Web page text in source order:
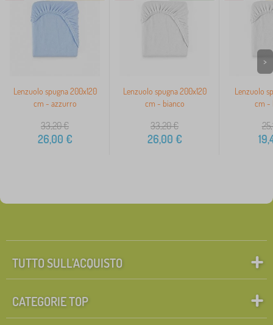
Lenzuolo spugna 200x120
cm - azzurro
33,20€
26,00 €
Lenzuolo spugna 200x120
cm - bianco
33,20€
26,00 €
Lenzuolo
cm -
>
TUTTO SULL’ACQUISTO
CATEGORIE TOP